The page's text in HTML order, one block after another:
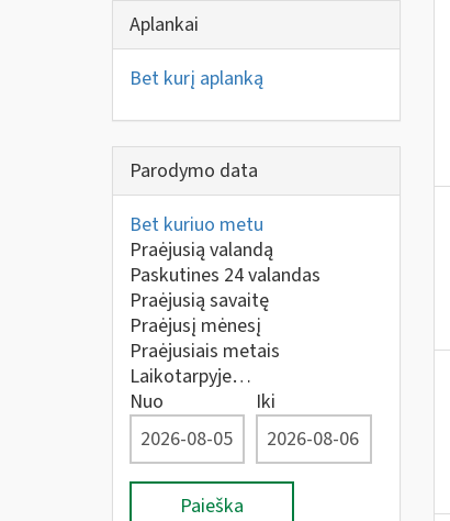
Aplankai
Bet kurį aplanką
Parodymo data
Bet kuriuo metu
Praėjusią valandą
Paskutines 24 valandas
Praėjusią savaitę
Praėjusį mėnesį
Praėjusiais metais
Laikotarpyje…
Nuo
Iki
Paieška